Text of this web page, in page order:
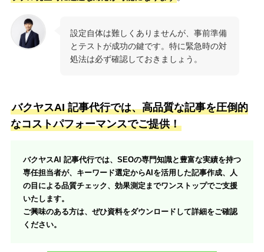
設定自体は難しくありませんが、事前準備
とテストが成功の鍵です。特に緊急時の対
処法は必ず確認しておきましょう。
バクヤスAI 記事代行では、高品質な記事を圧倒的
なコストパフォーマンスでご提供！
バクヤスAI 記事代行では、SEOの専門知識と豊富な実績を持つ
専任担当者が、キーワード選定からAIを活用した記事作成、人
の目による品質チェック、効果測定までワンストップでご支援
いたします。
ご興味のある方は、ぜひ資料をダウンロードして詳細をご確認
ください。